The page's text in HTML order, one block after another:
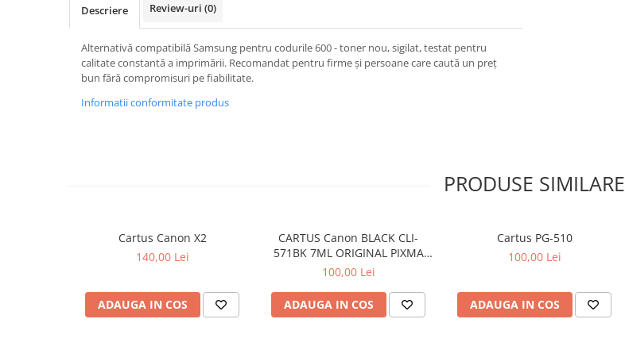
Descriere Review-uri (0)
Alternativă compatibilă Samsung pentru codurile 600 - toner nou, sigilat, testat pentru
calitate constantă a imprimării. Recomandat pentru firme și persoane care caută un preț
bun fără compromisuri pe fiabilitate.
Informatii conformitate produs
PRODUSE SIMILARE
Cartus Canon X2
140,00 Lei
ADAUGA IN COS
CARTUS Canon BLACK CLI-
571BK 7ML ORIGINAL PIXMA
MG6850
100,00 Lei
ADAUGA IN COS
Cartus PG-510
100,00 Lei
ADAUGA IN COS